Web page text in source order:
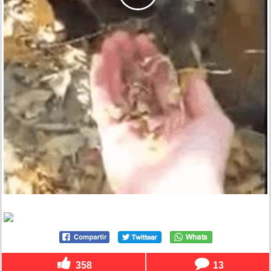
358 13